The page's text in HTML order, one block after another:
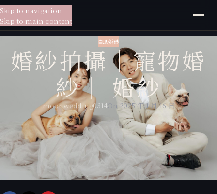
貳月婚紗
Skip to navigation
Skip to main content
自助婚紗
婚紗拍攝｜寵物婚
紗｜ 婚紗
moonwedding0314On 2025 年 1 月 16 日
婚紗攝影：貳月婚紗江徽
新娘秘書：貳月婚紗IRIS
拍攝地點：貳月攝影棚、淡水、沙崙